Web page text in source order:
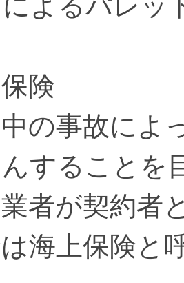
険
の事故によ
することを
者が契約者
海上保険と